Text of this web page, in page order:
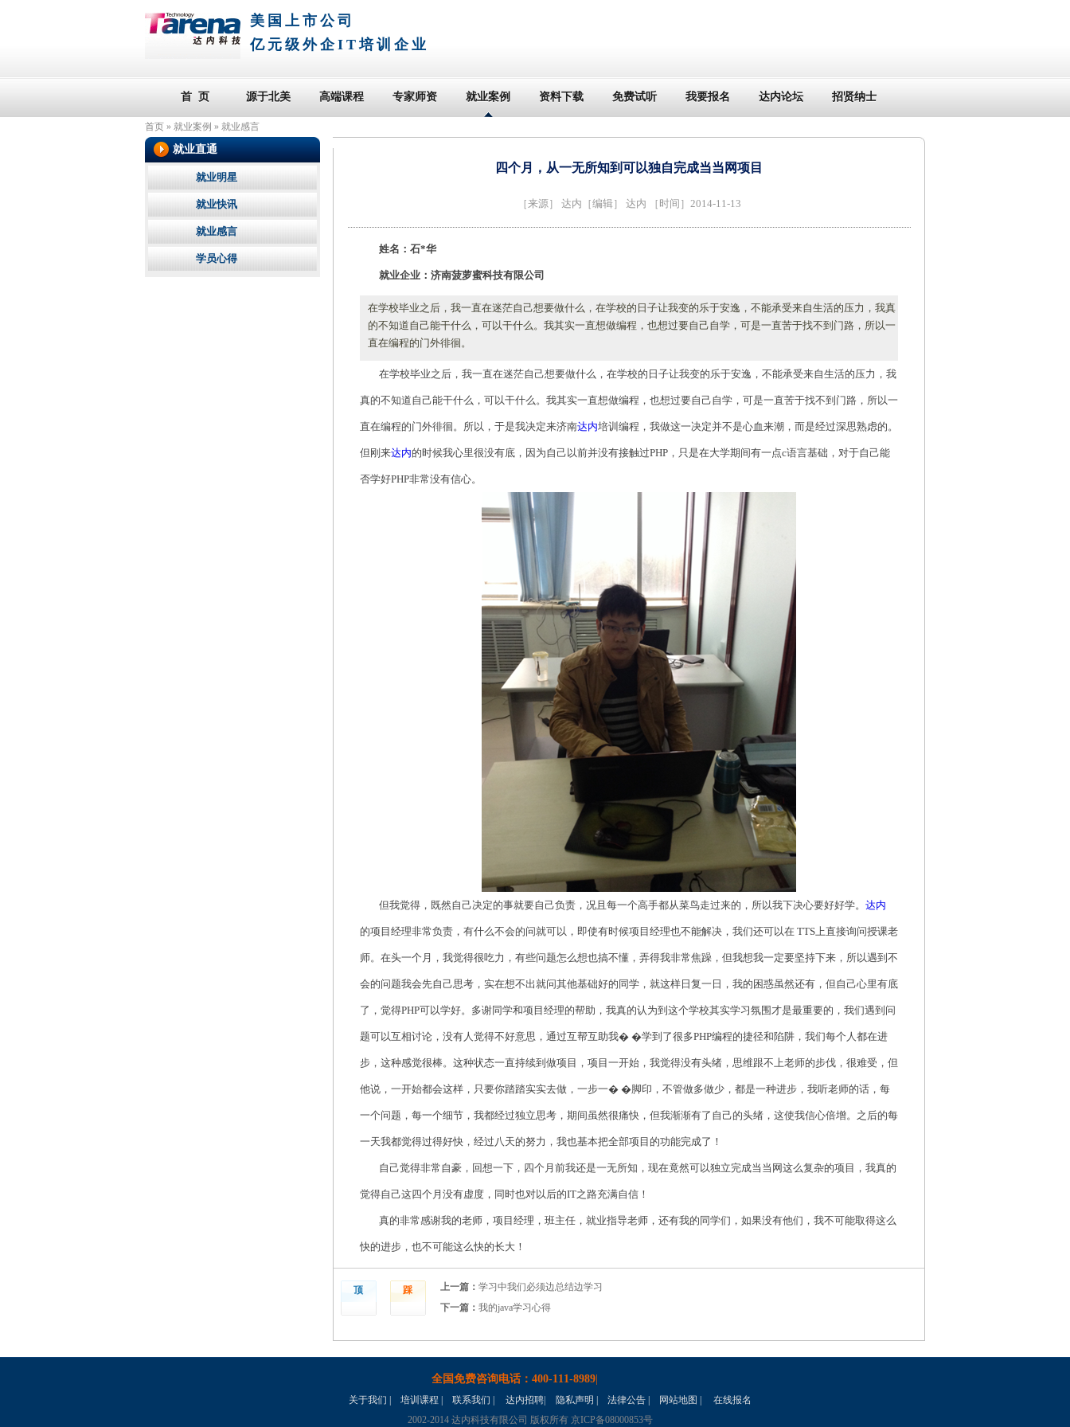
美国上市公司
亿元级外企IT培训企业
首 页 源于北美 高端课程 专家师资 就业案例 资料下载 免费试听 我要报名 达内论坛 招贤纳士
首页 » 就业案例 » 就业感言
四个月，从一无所知到可以独自完成当当网项目
［来源］ 达内 ［编辑］ 达内 ［时间］2014-11-13
姓名：石*华
就业企业：济南菠萝蜜科技有限公司
在学校毕业之后，我一直在迷茫自己想要做什么，在学校的日子让我变的乐于安逸，不能承受来自生活的压力，我真
的不知道自己能干什么，可以干什么。我其实一直想做编程，也想过要自己自学，可是一直苦于找不到门路，所以一
直在编程的门外徘徊。
在学校毕业之后，我一直在迷茫自己想要做什么，在学校的日子让我变的乐于安逸，不能承受来自生活的压力，我
真的不知道自己能干什么，可以干什么。我其实一直想做编程，也想过要自己自学，可是一直苦于找不到门路，所以一
直在编程的门外徘徊。所以，于是我决定来济南达内培训编程，我做这一决定并不是心血来潮，而是经过深思熟虑的。
但刚来达内的时候我心里很没有底，因为自己以前并没有接触过PHP，只是在大学期间有一点c语言基础，对于自己能
否学好PHP非常没有信心。
但我觉得，既然自己决定的事就要自己负责，况且每一个高手都从菜鸟走过来的，所以我下决心要好好学。 达内
的项目经理非常负责，有什么不会的问就可以，即使有时候项目经理也不能解决，我们还可以在 TTS上直接询问授课老
师。在头一个月，我觉得很吃力，有些问题怎么想也搞不懂，弄得我非常焦躁，但我想我一定要坚持下来，所以遇到不
会的问题我会先自己思考，实在想不出就问其他基础好的同学，就这样日复一日，我的困惑虽然还有，但自己心里有底
了，觉得PHP可以学好。多谢同学和项目经理的帮助，我真的认为到这个学校其实学习氛围才是最重要的，我们遇到问
题可以互相讨论，没有人觉得不好意思，通过互帮互助我� �学到了很多PHP编程的捷径和陷阱，我们每个人都在进
步，这种感觉很棒。这种状态一直持续到做项目，项目一开始，我觉得没有头绪，思维跟不上老师的步伐，很难受，但
他说，一开始都会这样，只要你踏踏实实去做，一步一� �脚印，不管做多做少，都是一种进步，我听老师的话，每
一个问题，每一个细节，我都经过独立思考，期间虽然很痛快，但我渐渐有了自己的头绪，这使我信心倍增。之后的每
一天我都觉得过得好快，经过八天的努力，我也基本把全部项目的功能完成了！
自己觉得非常自豪，回想一下，四个月前我还是一无所知，现在竟然可以独立完成当当网这么复杂的项目，我真的
觉得自己这四个月没有虚度，同时也对以后的IT之路充满自信！
真的非常感谢我的老师，项目经理，班主任，就业指导老师，还有我的同学们，如果没有他们，我不可能取得这么
快的进步，也不可能这么快的长大！
顶 踩 上一篇： 学习中我们必须边总结边学习
下一篇： 我的java学习心得
就业直通
就业明星
就业快讯
就业感言
学员心得
全国免费咨询电话： 400-111-8989
关于我们 培训课程 联系我们 达内招聘| 隐私声明 | 法律公告 网站地图
在线报名
2002-2014 达内科技有限公司 版权所有 京ICP备08000853号